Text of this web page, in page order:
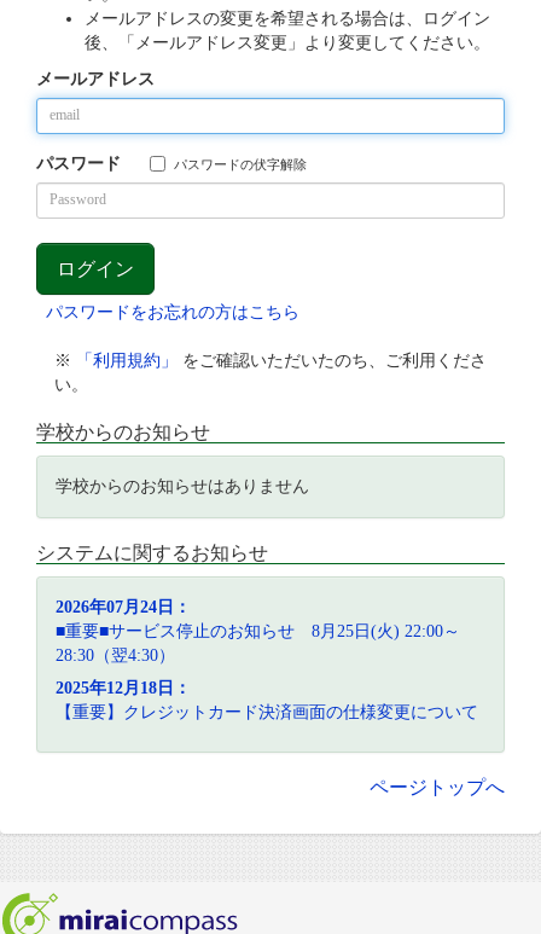
メールアドレスの変更を希望される場合は、ログイン
後、「メールアドレス変更」より変更してください。
メールアドレス
パスワード パスワードの伏字解除
パスワードをお忘れの方はこちら
※ 「利用規約」
をご確認いただいたのち、ご利用くださ
い。
学校からのお知らせ
学校からのお知らせはありません
システムに関するお知らせ
2026年07月24日：
■重要■サービス停止のお知らせ 8月25日(火) 22:00～
28:30（翌4:30）
2025年12月18日：
【重要】クレジットカード決済画面の仕様変更について
ページトップへ